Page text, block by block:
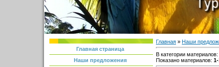
Главная страница
Наши предложения
Главная » Наши
В категории материалов:
Показано материалов: